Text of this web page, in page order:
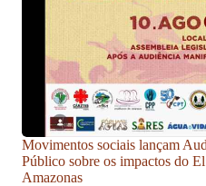
Movimentos sociais lançam
Público sobre os impactos do
Amazonas